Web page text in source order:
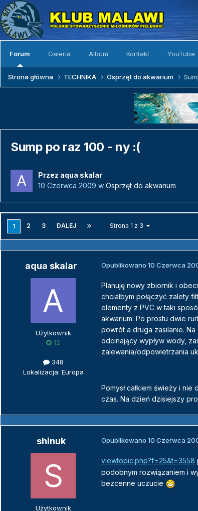
Forum Galeria Album Kontakt YouTube
Strona główna TECHNIKA Osprzęt do akwarium
Sump po raz 100 - ny :(
Przez aqua skalar
10 Czerwca 2009 w Osprzęt do akwarium
1 2 3 DALEJ Strona 1 z 3
aqua skalar
Użytkownik
12
348
Lokalizacja: Europa
Opublikowano 10 Czerwca
Planuję nowy zbiornik i
chciałbym połączyć zalety
elementy z PVC w taki
akwarium. Po prostu dwie
powrót a druga zasilanie.
odcinający wypływ wody,
zalewania/odpowietrzania
Pomysł całkiem świeży i
czas. Na dzień dzisiejszy
shinuk
Użytkownik
Opublikowano 10 Czerwca
viewtopic.php?f=25&t=3558
podobnym rozwiązaniem i
bezcenne uczucie